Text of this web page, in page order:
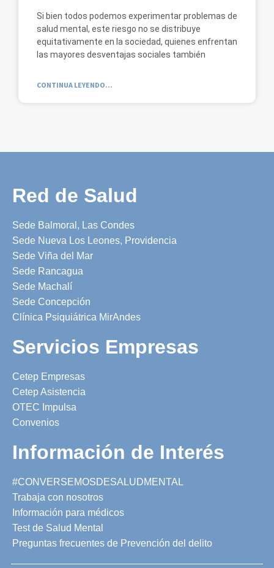
Si bien todos podemos experimentar problemas de
salud mental, este riesgo no se distribuye
equitativamente en la sociedad, quienes enfrentan
las mayores desventajas sociales también
CONTINUA LEYENDO...
Red de Salud
Sede Balmoral, Las Condes
Sede Nueva Los Leones, Providencia
Sede Viña del Mar
Sede Rancagua
Sede Machalí
Sede Concepción
Clínica Psiquiátrica MirAndes
Servicios Empresas
Cetep Empresas
Cetep Asistencia
OTEC Impulsa
Convenios
Información de Interés
#CONVERSEMOSDESALUDMENTAL
Trabaja con nosotros
Información para médicos
Test de Salud Mental
Preguntas frecuentes de Prevención del delito